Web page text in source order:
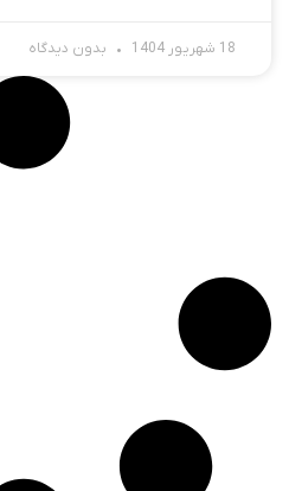
18 شهریور 1404 بدون دیدگاه